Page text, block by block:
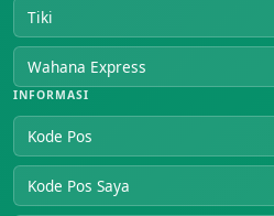
Tiki
Wahana Express
INFORMASI
Kode Pos
Kode Pos Saya